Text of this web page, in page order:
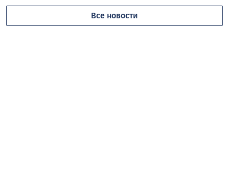
Все новости